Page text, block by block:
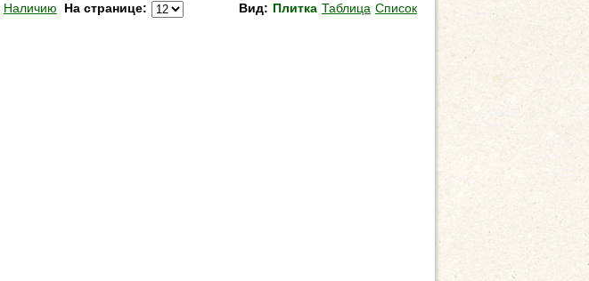
Наличию На странице: Вид: Плитка Таблица Список